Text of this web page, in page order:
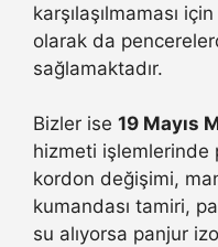
karşılaşılmaması
olarak da
sağlamaktadır.
Bizler ise 19 Mayıs
hizmeti işlemlerinde
kordon değişimi,
kumandası tamiri,
su alıyorsa panjur